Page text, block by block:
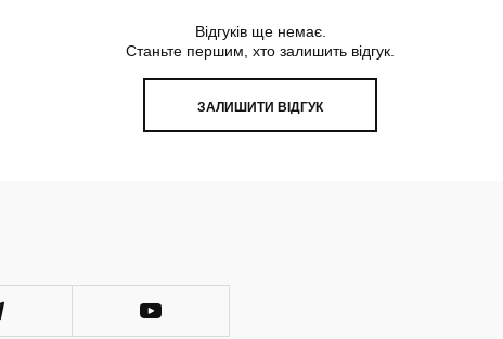
Відгуків ще немає.
Станьте першим, хто залишить відгук.
ЗАЛИШИТИ ВІДГУК